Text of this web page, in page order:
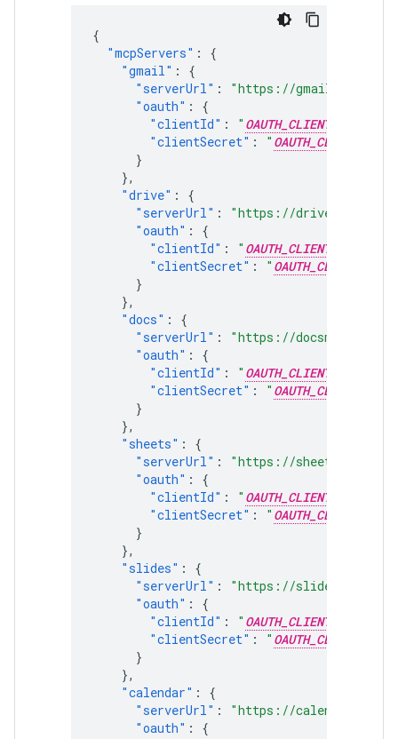
{
"mcpServers" :
{
"gmail" :
{
"serverUrl" :
"https://
"oauth" :
{
"clientId" : " OAUTH_CLIENT_ID
"clientSecret" : "
}
},
"drive" :
{
"serverUrl" :
"https://
"oauth" :
{
"clientId" : " OAUTH_CLIENT_ID
"clientSecret" : "
}
},
"docs" :
{
"serverUrl" :
"https://
"oauth" :
{
"clientId" : " OAUTH_CLIENT_ID
"clientSecret" : "
}
},
"sheets" :
{
"serverUrl" :
"https://
"oauth" :
{
"clientId" : " OAUTH_CLIENT_ID
"clientSecret" : "
}
},
"slides" :
{
"serverUrl" :
"https://
"oauth" :
{
"clientId" : " OAUTH_CLIENT_ID
"clientSecret" : "
}
},
"calendar" :
{
"serverUrl" :
"https://
"oauth" :
{